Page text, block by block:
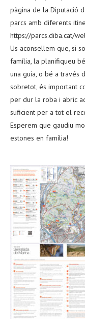
pàgina de la Diputació
parcs amb diferents
https://parcs.diba.cat/
Us aconsellem que, si
família, la planifiqueu
una guia, o bé a través
sobretot, és important
per dur la roba i abric
suficient per a tot el
Esperem que gaudiu
estones en família!